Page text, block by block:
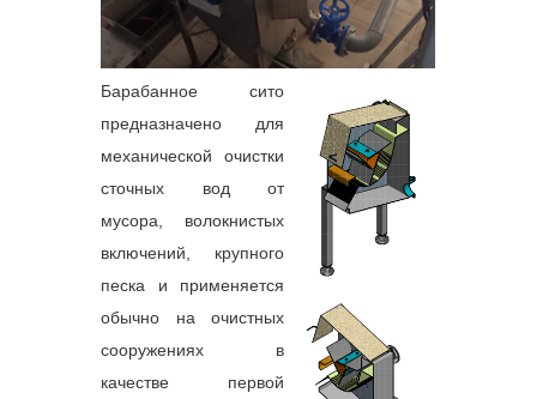
Барабанное сито
предназначено для
механической очистки
сточных вод от
мусора, волокнистых
включений, крупного
песка и применяется
обычно на очистных
сооружениях в
качестве первой